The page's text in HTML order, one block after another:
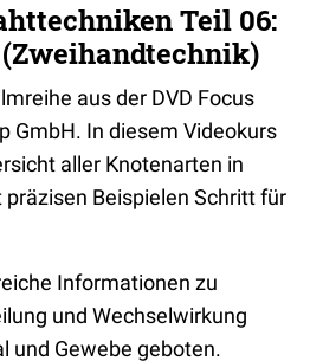
Teil 06:
aus der DVD Focus
GmbH. In diesem Videokurs
aller Knotenarten in
Beispielen Schritt für
Informationen zu
und Wechselwirkung
und Gewebe geboten.